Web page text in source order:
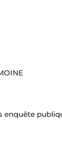
enquête